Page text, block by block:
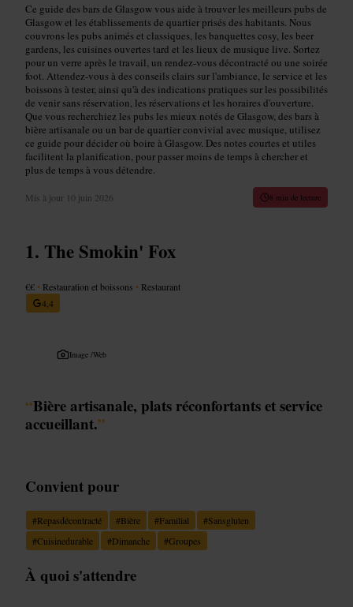
Ce guide des bars de Glasgow vous aide à trouver les meilleurs pubs de
Glasgow et les établissements de quartier prisés des habitants. Nous
couvrons les pubs animés et classiques, les banquettes cosy, les beer
gardens, les cuisines ouvertes tard et les lieux de musique live. Sortez
pour un verre après le travail, un rendez‑vous décontracté ou une soirée
foot. Attendez‑vous à des conseils clairs sur l'ambiance, le service et les
boissons à tester, ainsi qu'à des indications pratiques sur les possibilités
de venir sans réservation, les réservations et les horaires d'ouverture.
Que vous recherchiez les pubs les mieux notés de Glasgow, des bars à
bière artisanale ou un bar de quartier convivial avec musique, utilisez
ce guide pour décider où boire à Glasgow. Des notes courtes et utiles
facilitent la planification, pour passer moins de temps à chercher et
plus de temps à vous détendre.
Mis à jour 10 juin 2026 8 min de lecture
The Smokin' Fox
€€ • Restauration et boissons • Restaurant
4,4
Image /Web
“Bière artisanale, plats réconfortants et service
accueillant.”
Convient pour
#Repasdécontracté #Bière #Familial #Sansgluten
#Cuisinedurable #Dimanche #Groupes
À quoi s'attendre